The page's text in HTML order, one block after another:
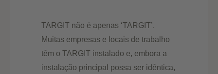
TARGIT não é apenas ‘TARGIT’.
Muitas empresas e locais de trabalho
têm o TARGIT instalado e, embora a
instalação principal possa ser idêntica,